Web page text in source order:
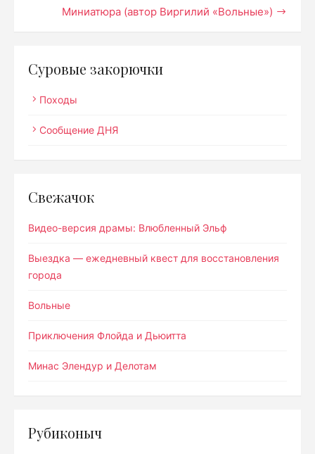
Навигация
записям
Миниатюра (автор Виргилий «Вольные»)
Суровые закорючки
Походы
Сообщение ДНЯ
Свежачок
Видео-версия драмы: Влюбленный Эльф
Выездка — ежедневный квест для восстановления
города
Вольные
Приключения Флойда и Дьюитта
Минас Элендур и Делотам
Рубиконыч